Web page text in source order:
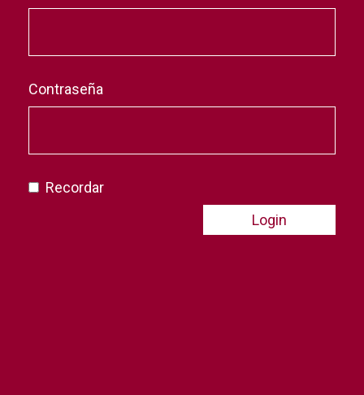
Contraseña
Recordar